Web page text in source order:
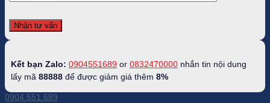
Kết bạn Zalo: 0904551689 or 0832470000 nhắn tin nội dung
lấy mã 88888 để được giảm giá thêm 8%
0904.551.689